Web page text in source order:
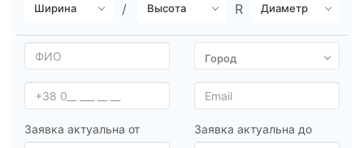
Заявка актуальна от Заявка актуальна до
зимняя нешип
зимняя шип
летняя
Michelin